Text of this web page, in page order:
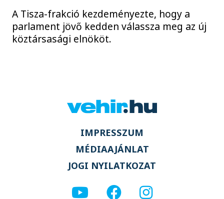
A Tisza-frakció kezdeményezte, hogy a
parlament jövő kedden válassza meg az új
köztársasági elnököt.
IMPRESSZUM
MÉDIAAJÁNLAT
JOGI NYILATKOZAT